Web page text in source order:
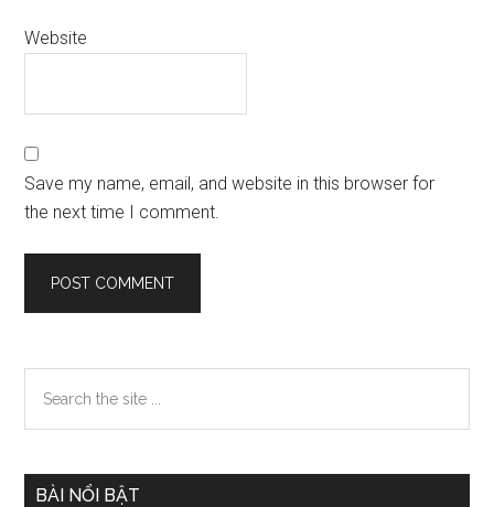
Website
Save my name, email, and website in this browser for
the next time I comment.
Primary
Sidebar
the
BÀI NỔI BẬT